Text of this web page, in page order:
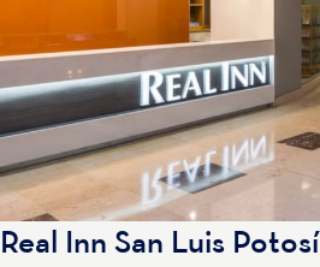
Real Inn San Luis Potosí